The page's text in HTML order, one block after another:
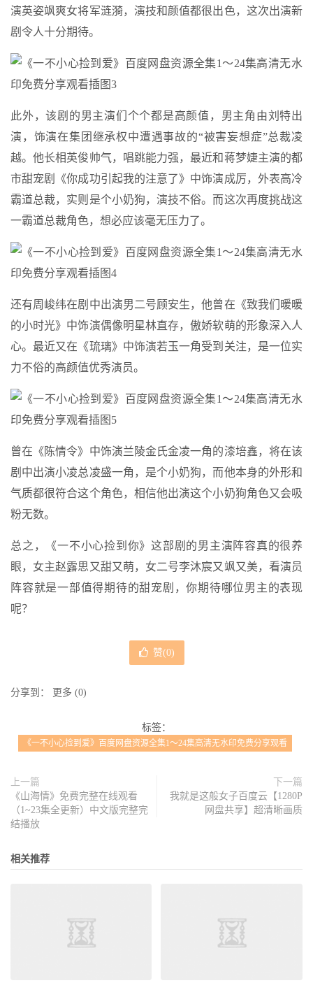
演英姿飒爽女将军涟漪，演技和颜值都很出色，这次出演新
剧令人十分期待。
此外，该剧的男主演们个个都是高颜值，男主角由刘特出
演，饰演在集团继承权中遭遇事故的“被害妄想症”总裁凌
越。他长相英俊帅气，唱跳能力强，最近和蒋梦婕主演的都
市甜宠剧《你成功引起我的注意了》中饰演成厉，外表高冷
霸道总裁，实则是个小奶狗，演技不俗。而这次再度挑战这
一霸道总裁角色，想必应该毫无压力了。
还有周峻纬在剧中出演男二号顾安生，他曾在《致我们暖暖
的小时光》中饰演偶像明星林直存，傲娇软萌的形象深入人
心。最近又在《琉璃》中饰演若玉一角受到关注，是一位实
力不俗的高颜值优秀演员。
曾在《陈情令》中饰演兰陵金氏金凌一角的漆培鑫，将在该
剧中出演小凌总凌盛一角，是个小奶狗，而他本身的外形和
气质都很符合这个角色，相信他出演这个小奶狗角色又会吸
粉无数。
总之，《一不小心捡到你》这部剧的男主演阵容真的很养
眼，女主赵露思又甜又萌，女二号李沐宸又飒又美，看演员
阵容就是一部值得期待的甜宠剧，你期待哪位男主的表现
呢？
赞(0)
分享到： 更多 (0)
标签：
《一不小心捡到爱》百度网盘资源全集1～24集高清无水印免费分享观看
上一篇
《山海情》免费完整在线观看
（1~23集全更新）中文版完整完
结播放
下一篇
我就是这般女子百度云【1280P
网盘共享】超清晰画质
相关推荐